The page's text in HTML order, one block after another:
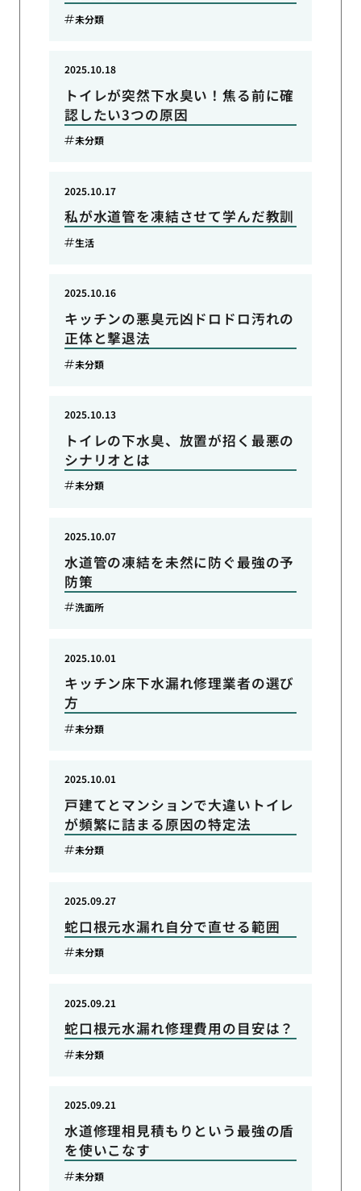
未分類
トイレが突然下水臭い！焦る前に確
認したい3つの原因
2025.10.18
未分類
私が水道管を凍結させて学んだ教訓
2025.10.17
生活
キッチンの悪臭元凶ドロドロ汚れの
正体と撃退法
2025.10.16
未分類
トイレの下水臭、放置が招く最悪の
シナリオとは
2025.10.13
未分類
水道管の凍結を未然に防ぐ最強の予
防策
2025.10.07
洗面所
キッチン床下水漏れ修理業者の選び
方
2025.10.01
未分類
戸建てとマンションで大違いトイレ
が頻繁に詰まる原因の特定法
2025.10.01
未分類
蛇口根元水漏れ自分で直せる範囲
2025.09.27
未分類
蛇口根元水漏れ修理費用の目安は？
2025.09.21
未分類
水道修理相見積もりという最強の盾
を使いこなす
2025.09.21
未分類